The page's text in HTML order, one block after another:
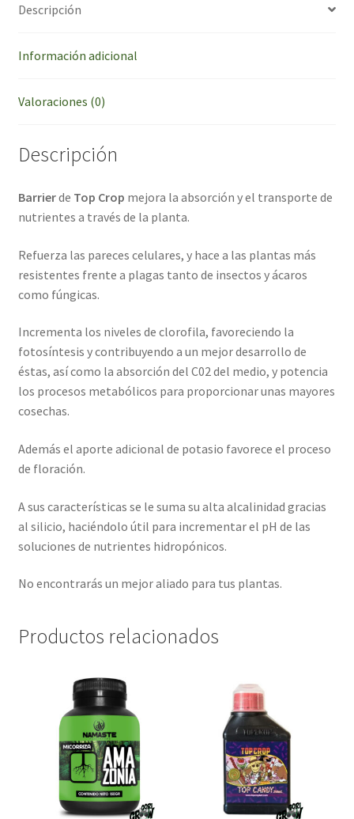
Descripción
Información adicional
Valoraciones (0)
Descripción
Barrierde Top Crop mejora la absorción y el transporte de
nutrientes a través de la planta.
Refuerza las pareces celulares, y hace a las plantas más
resistentes frente a plagas tanto de insectos y ácaros
como fúngicas.
Incrementa los niveles de clorofila, favoreciendo la
fotosíntesis y contribuyendo a un mejor desarrollo de
éstas, así como la absorción del C02 del medio, y potencia
los procesos metabólicos para proporcionar unas mayores
cosechas.
Además el aporte adicional de potasio favorece el proceso
de floración.
A sus características se le suma su alta alcalinidad gracias
al silicio, haciéndolo útil para incrementar el pH de las
soluciones de nutrientes hidropónicos.
No encontrarás un mejor aliado para tus plantas.
Productos relacionados